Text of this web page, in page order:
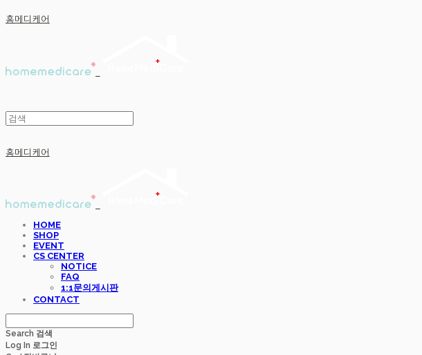
홈메디케어
홈메디케어
HOME
SHOP
EVENT
CS CENTER
NOTICE
FAQ
1:1문의게시판
CONTACT
Search 검색
Log In 로그인